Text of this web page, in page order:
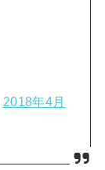
2018年4月